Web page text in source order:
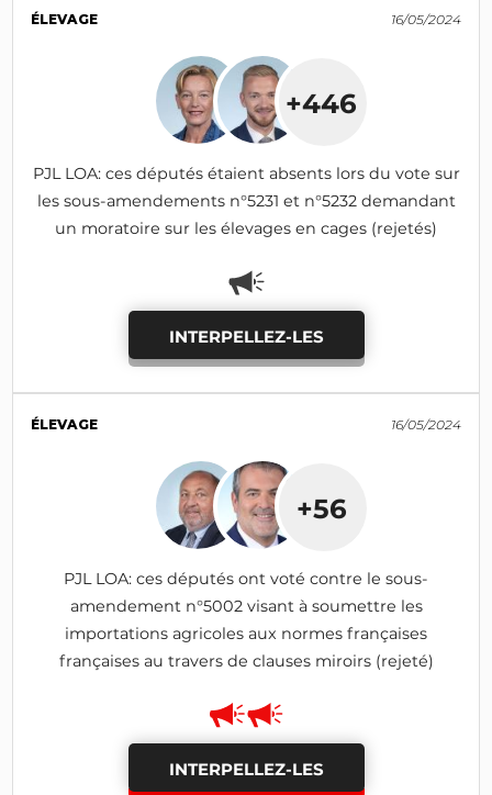
ÉLEVAGE 16/05/2024
+446
PJL LOA: ces députés étaient absents lors du vote sur
les sous-amendements n°5231 et n°5232 demandant
un moratoire sur les élevages en cages (rejetés)
INTERPELLEZ-LES
ÉLEVAGE 16/05/2024
+56
PJL LOA: ces députés ont voté contre le sous-
amendement n°5002 visant à soumettre les
importations agricoles aux normes françaises
françaises au travers de clauses miroirs (rejeté)
INTERPELLEZ-LES